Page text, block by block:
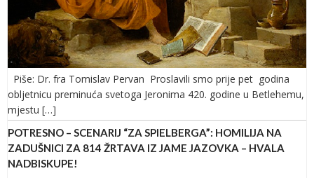
Piše: Dr. fra Tomislav Pervan Proslavili smo prije pet godina
obljetnicu preminuća svetoga Jeronima 420. godine u Betlehemu,
mjestu […]
POTRESNO – SCENARIJ “ZA SPIELBERGA”: HOMILIJA NA
ZADUŠNICI ZA 814 ŽRTAVA IZ JAME JAZOVKA – HVALA
NADBISKUPE!